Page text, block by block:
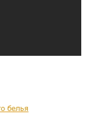
белья